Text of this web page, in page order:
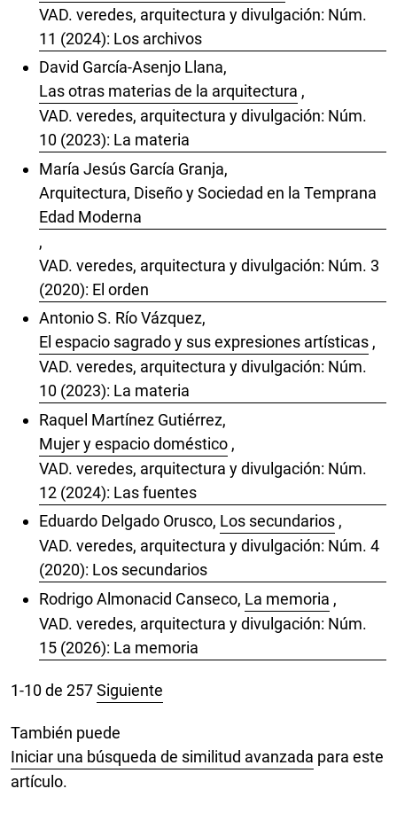
VAD. veredes, arquitectura y divulgación: Núm.
11 (2024): Los archivos
David García-Asenjo Llana,
Las otras materias de la arquitectura ,
VAD. veredes, arquitectura y divulgación: Núm.
10 (2023): La materia
María Jesús García Granja,
Arquitectura, Diseño y Sociedad en la Temprana
Edad Moderna
,
VAD. veredes, arquitectura y divulgación: Núm. 3
(2020): El orden
Antonio S. Río Vázquez,
El espacio sagrado y sus expresiones artísticas ,
VAD. veredes, arquitectura y divulgación: Núm.
10 (2023): La materia
Raquel Martínez Gutiérrez,
Mujer y espacio doméstico ,
VAD. veredes, arquitectura y divulgación: Núm.
12 (2024): Las fuentes
Eduardo Delgado Orusco, Los secundarios ,
VAD. veredes, arquitectura y divulgación: Núm. 4
(2020): Los secundarios
Rodrigo Almonacid Canseco, La memoria ,
VAD. veredes, arquitectura y divulgación: Núm.
15 (2026): La memoria
1-10 de 257Siguiente
También puede
Iniciar una búsqueda de similitud avanzada para este
artículo.